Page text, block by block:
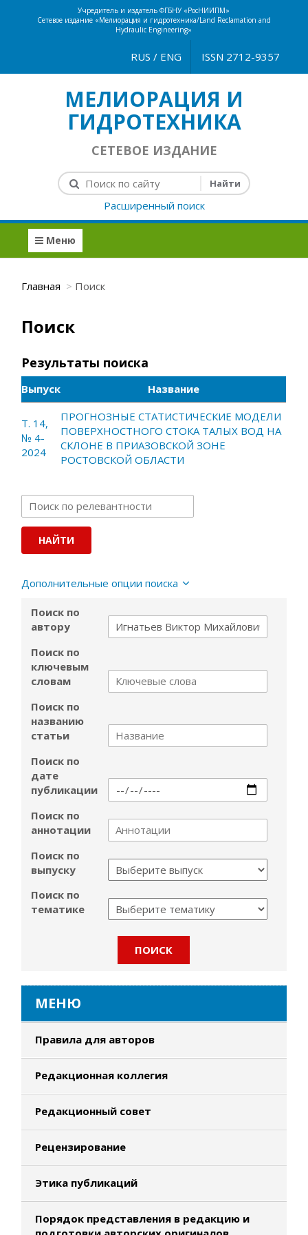
Учредитель и издатель ФГБНУ «РосНИИПМ»
Сетевое издание «Мелиорация и гидротехника/Land Reclamation and
Hydraulic Engineering»
ISSN 2712-9357
RUS / ENG
МЕЛИОРАЦИЯ И
ГИДРОТЕХНИКА
СЕТЕВОЕ ИЗДАНИЕ
Расширенный поиск
Меню
Главная Поиск
Поиск
Результаты поиска
Выпуск Название
Т. 14,
№ 4-
2024
ПРОГНОЗНЫЕ СТАТИСТИЧЕСКИЕ МОДЕЛИ
ПОВЕРХНОСТНОГО СТОКА ТАЛЫХ ВОД НА
СКЛОНЕ В ПРИАЗОВСКОЙ ЗОНЕ
РОСТОВСКОЙ ОБЛАСТИ
Дополнительные опции поиска
Поиск по
автору
Поиск по
ключевым
словам
Поиск по
названию
статьи
Поиск по
дате
публикации
Поиск по
аннотации
Поиск по
выпуску
Поиск по
тематике
МЕНЮ
Правила для авторов
Редакционная коллегия
Редакционный совет
Рецензирование
Этика публикаций
Порядок представления в редакцию и